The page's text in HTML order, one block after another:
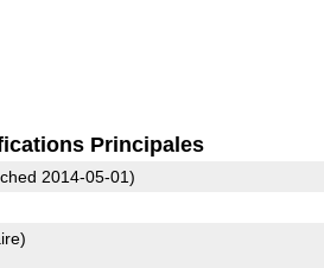
Principales
2014-05-01)